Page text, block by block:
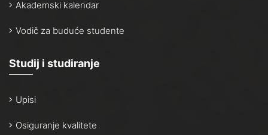
Akademski kalendar
Vodič za buduće studente
Studij i studiranje
Upisi
Osiguranje kvalitete